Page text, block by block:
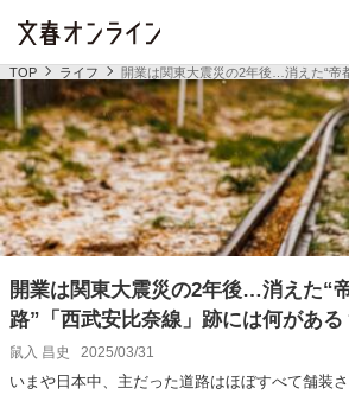
TOP ライフ 開業は関東大震災の2年後…消えた“帝
開業は関東大震災の2年後…消えた“
路”「西武安比奈線」跡には何がある
鼠入 昌史 2025/03/31
いまや日本中、主だった道路はほぼすべて舗装